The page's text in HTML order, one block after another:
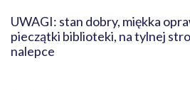
UWAGI: stan dobry, miękka
pieczątki biblioteki, na tylnej
nalepce